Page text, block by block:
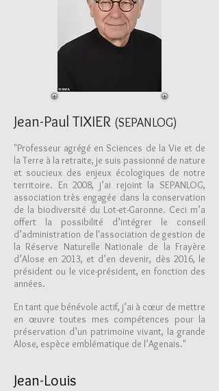
Jean-Paul TIXIER (SEPANLOG)
"Professeur agrégé en Sciences de la Vie et de
la Terre à la retraite, je suis passionné de nature
et soucieux des enjeux écologiques de notre
territoire. En 2008, j’ai rejoint la SEPANLOG,
association très engagée dans la conservation
de la biodiversité du Lot-et-Garonne. Ceci m’a
offert la possibilité d’intégrer le conseil
d’administration de l'association de gestion de
la Réserve Naturelle Nationale de la Frayère
d’Alose en 2013, et d’en devenir, dès 2016, le
président ou le vice-président, en fonction des
années.
En tant que bénévole actif, j’ai à cœur de mettre
en œuvre toutes mes compétences pour la
préservation d’un patrimoine vivant, la grande
Alose, espèce emblématique de l’Agenais."
Jean-Louis